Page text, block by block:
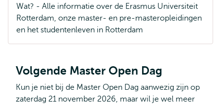
Wat? - Alle informatie over de Erasmus Universiteit
Rotterdam, onze master- en pre-masteropleidingen
en het studentenleven in Rotterdam
Volgende Master Open Dag
Kun je niet bij de Master Open Dag aanwezig zijn op
zaterdag 21 november 2026, maar wil je wel meer